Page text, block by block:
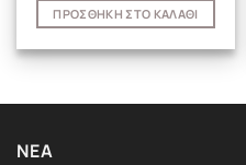
ΠΡΟΣΘΉΚΗ ΣΤΟ ΚΑΛΆΘΙ
ΝΈΑ